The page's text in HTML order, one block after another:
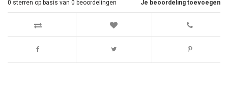
Je beoordeling toevoegen
0 sterren op basis van 0 beoordelingen